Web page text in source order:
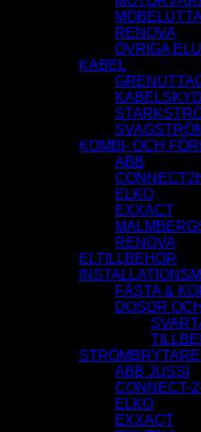
RENOVA
ÖVRIGA
KABEL
KOMBI- OCH
ABB
ELKO
EXXACT
RENOVA
ELTILLBEHÖR
FÄSTA &
DOSOR
STRÖMBRYTARE
ABB JUSSI
CONNECT-
ELKO
EXXACT